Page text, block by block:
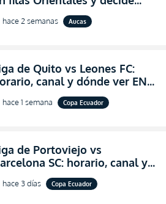
abandonar la dirección técnica
Aucas
hace 2 semanas Aucas
de Quito vs Leones FC:
canal y dónde ver EN
VIVO los octavos de final de la
Ecuador 2026
hace 1 semana Copa Ecuador
de Portoviejo vs
SC: horario, canal y
dónde ver EN VIVO los octavos
final de la Copa Ecuador
hace 3 días Copa Ecuador